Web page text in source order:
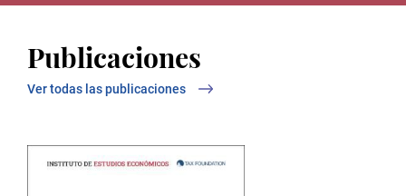
Publicaciones
Ver todas las publicaciones